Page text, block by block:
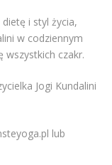
i styl życia,
w codziennym
wszystkich czakr.
Jogi Kundalini
lub